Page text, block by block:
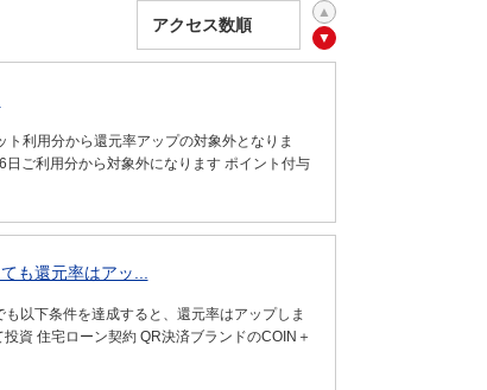
利用分から還元率アップの対象外となりま
ご利用分から対象外になります ポイント付与
も還元率はアッ...
以下条件を達成すると、還元率はアップしま
資 住宅ローン契約 QR決済ブランドのCOIN＋